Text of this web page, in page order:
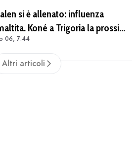
si è allenato: influenza
Koné a Trigoria la prossima
06, 7:44
Altri articoli